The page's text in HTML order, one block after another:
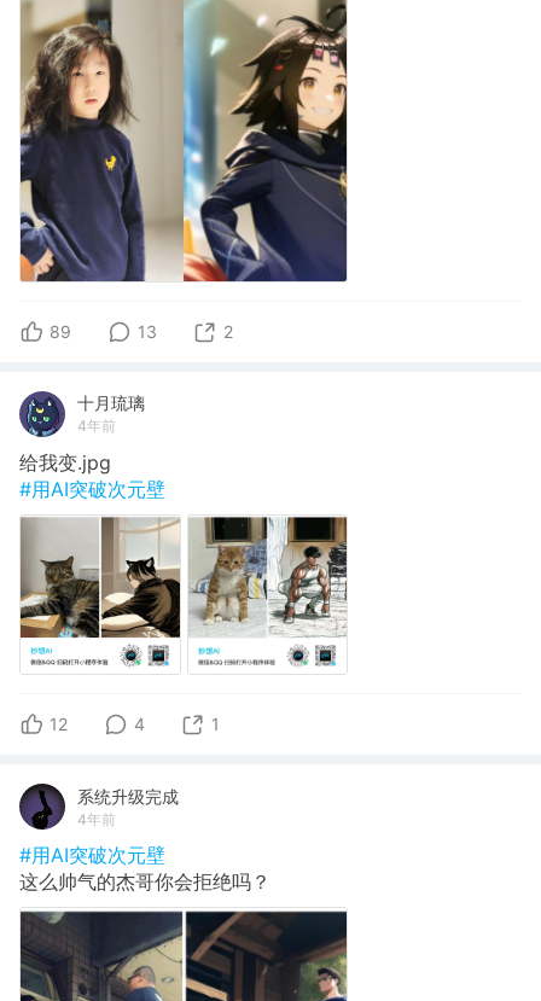
89 13 2
十月琉璃
4年前
给我变.jpg
#用AI突破次元壁
12 4 1
系统升级完成
4年前
#用AI突破次元壁
这么帅气的杰哥你会拒绝吗？